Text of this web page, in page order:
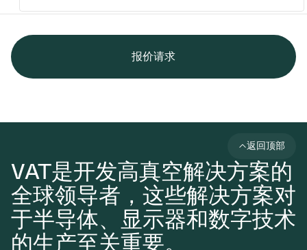
报价请求
VAT是开发高真空解决方案的
全球领导者，这些解决方案对
于半导体、显示器和数字技术
的生产至关重要。
返回顶部